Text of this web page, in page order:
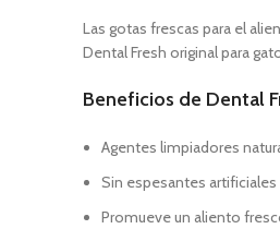
Las gotas frescas para el
Dental Fresh original para
Beneficios de Dental
Agentes limpiadores
Sin espesantes artificiales
Promueve un aliento